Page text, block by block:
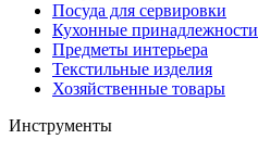
Посуда для сервировки
Кухонные принадлежности
Предметы интерьера
Текстильные изделия
Хозяйственные товары
Инструменты